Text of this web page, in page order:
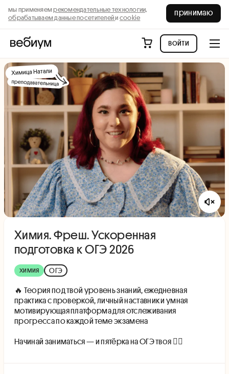
мы применяемрекомендательные технологии,
обрабатываем данные посетителейи cookie
принимаю
войти
Химия. Фреш. Ускоренная
подготовка к ОГЭ 2026
химия ОГЭ
🔥 Теория под твой уровень знаний, ежедневная
практика с проверкой, личный наставник и умная
мотивирующая платформа для отслеживания
прогресса по каждой теме экзамена
Начинай заниматься — и пятёрка на ОГЭ твоя 👇🏻